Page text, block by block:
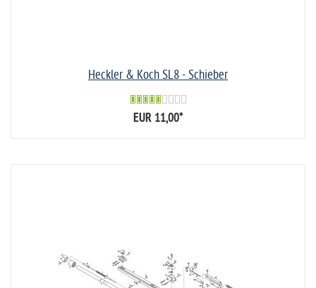
Heckler & Koch SL8 - Schieber
EUR 11,00*